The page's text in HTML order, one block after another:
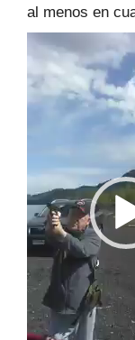
al menos en
Reproductor
vídeo